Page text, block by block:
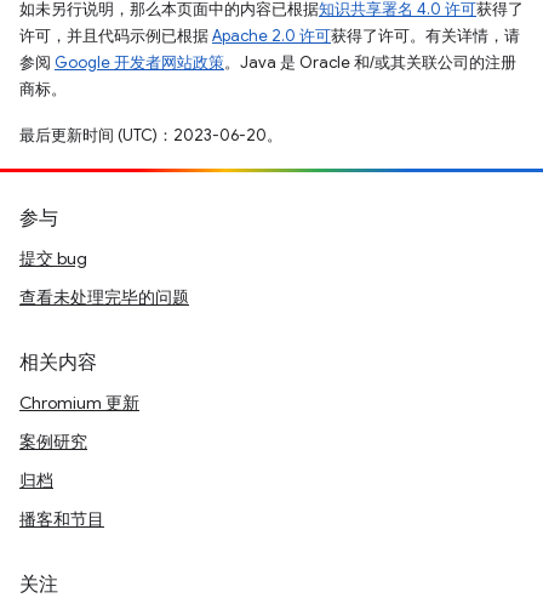
如未另行说明，那么本页面中的内容已根据知识共享署名 4.0 许可获得了
许可，并且代码示例已根据Apache 2.0 许可获得了许可。有关详情，请
参阅 Google 开发者网站政策。Java 是 Oracle 和/或其关联公司的注册
商标。
最后更新时间 (UTC)：2023-06-20。
参与
提交 bug
查看未处理完毕的问题
相关内容
Chromium 更新
案例研究
归档
播客和节目
关注